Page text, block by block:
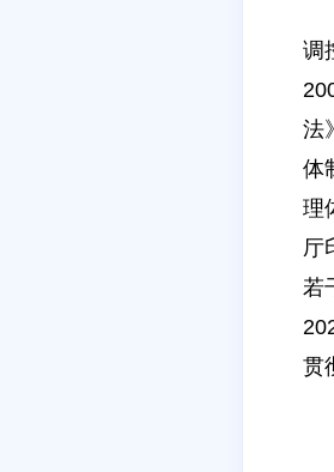
调
法
体
理
厅
若
贯